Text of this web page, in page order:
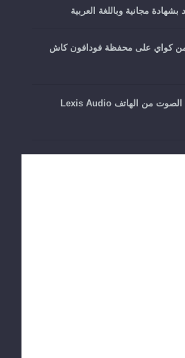
كواي على محفظة فودافون كاش
شرح وتحميل تطبيق تسجيل الصوت من الهاتف Lexis Audio